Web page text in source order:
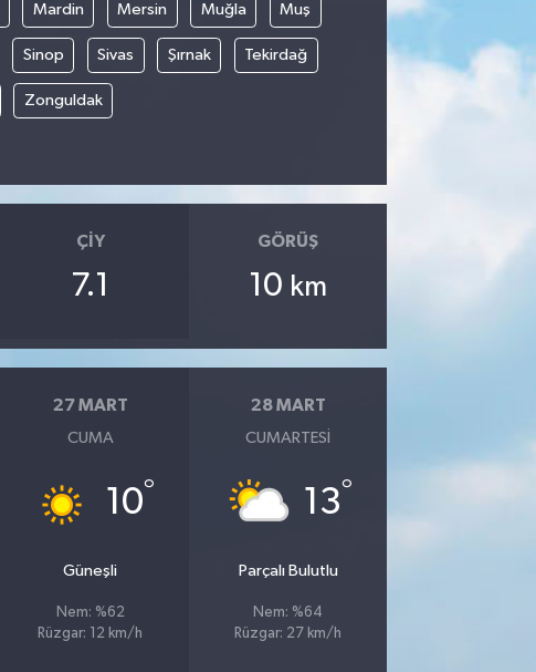
Mardin Mersin Muğla Muş
Sinop Sivas Şırnak Tekirdağ
Zonguldak
ÇIY
7.1
GÖRÜŞ
10 km
27 MART
CUMA
10°
Güneşli
Nem: %62
Rüzgar: 12 km/h
28 MART
CUMARTESI
13°
Parçalı Bulutlu
Nem: %64
Rüzgar: 27 km/h